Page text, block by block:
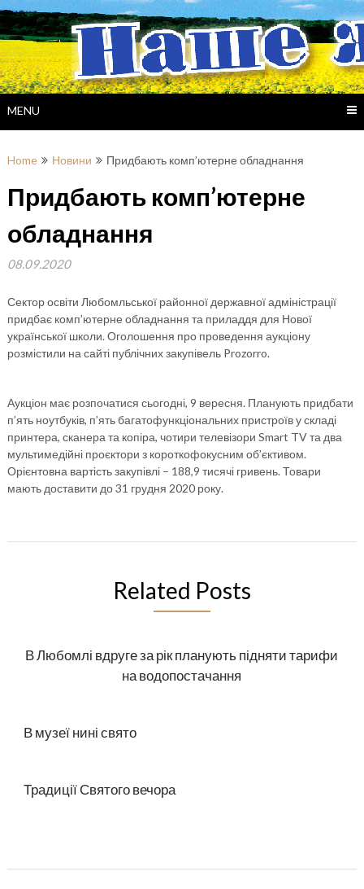
Skip
to
content
MENU
Home Новини Придбають комп’ютерне обладнання
Придбають комп’ютерне
обладнання
08.09.2020
Сектор освіти Любомльської районної державної адміністрації
придбає комп’ютерне обладнання та приладдя для Нової
української школи. Оголошення про проведення аукціону
розмістили на сайті публічних закупівель Prozorro.
Аукціон має розпочатися сьогодні, 9 вересня. Планують придбати
п’ять ноутбуків, п’ять багатофункціональних пристроїв у складі
принтера, сканера та копіра, чотири телевізори Smart TV та два
мультимедійні проєктори з короткофокусним об’єктивом.
Орієнтовна вартість закупівлі – 188,9 тисячі гривень. Товари
мають доставити до 31 грудня 2020 року.
Related Posts
В Любомлі вдруге за рік планують підняти тарифи
на водопостачання
В музеї нині свято
Традиції Святого вечора